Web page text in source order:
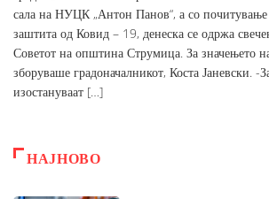
сала на НУЦК „Антон Панов“, а со почитување
заштита од Ковид – 19, денеска се одржа
Советот на општина Струмица. За значењето
зборуваше градоначалникот, Коста Јаневски. -
изостануваат […]
НАЈНОВО